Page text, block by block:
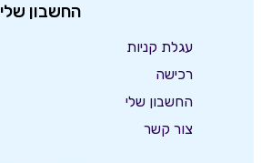
החשבון שלי
עגלת קניות
רכישה
החשבון שלי
צור קשר